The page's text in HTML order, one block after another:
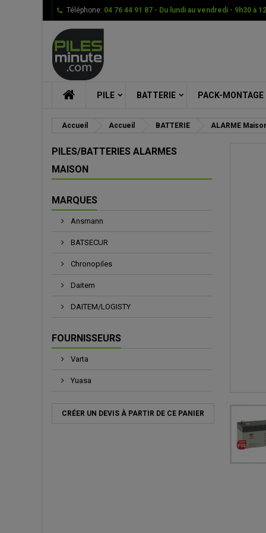
Téléphone: 04 76 44 91 87 - Du lundi au vendredi - 9h30 à
PILE BATTERIE PACK-MONTAGE
Accueil Accueil BATTERIE ALARME
PILES/BATTERIES ALARMES
MAISON
MARQUES
Ansmann
BATSECUR
Chronopiles
Daitem
DAITEM/LOGISTY
FOURNISSEURS
Varta
Yuasa
CRÉER UN DEVIS À PARTIR DE CE PANIER